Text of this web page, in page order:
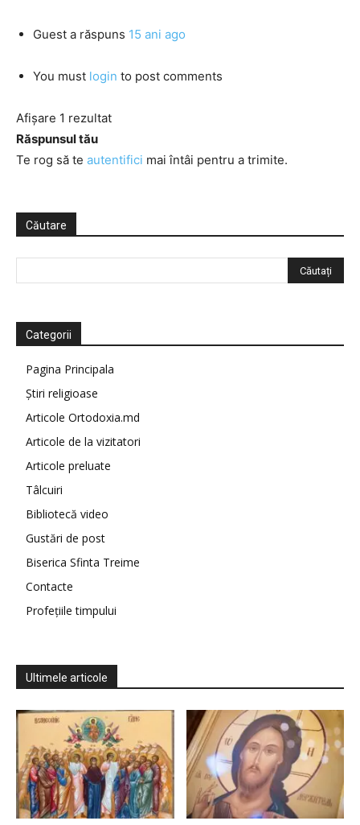
Guest a răspuns 15 ani ago
You must login to post comments
Afișare 1 rezultat
Răspunsul tău
Te rog să te autentifici mai întâi pentru a trimite.
Căutare
Categorii
Pagina Principala
Știri religioase
Articole Ortodoxia.md
Articole de la vizitatori
Articole preluate
Tâlcuiri
Bibliotecă video
Gustări de post
Biserica Sfinta Treime
Contacte
Profețiile timpului
Ultimele articole